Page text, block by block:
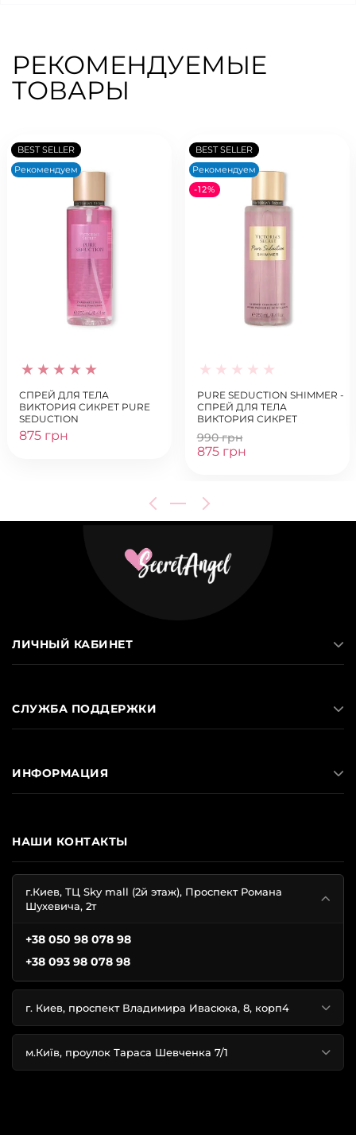
РЕКОМЕНДУЕМЫЕ
ТОВАРЫ
BEST SELLER
Рекомендуем
СПРЕЙ ДЛЯ ТЕЛА
ВИКТОРИЯ СИКРЕТ PURE
SEDUCTION
875 грн
BEST SELLER
Рекомендуем
-12%
PURE SEDUCTION SHIMMER -
СПРЕЙ ДЛЯ ТЕЛА
ВИКТОРИЯ СИКРЕТ
990 грн
875 грн
НАШИ КОНТАКТЫ
г.Киев, ТЦ Sky mall (2й этаж), Проспект Романа
Шухевича, 2т
+38 050 98 078 98
+38 093 98 078 98
г. Киев, проспект Владимира Ивасюка, 8, корп4
м.Київ, проулок Тараса Шевченка 7/1
ЛИЧНЫЙ КАБИНЕТ
СЛУЖБА ПОДДЕРЖКИ
ИНФОРМАЦИЯ